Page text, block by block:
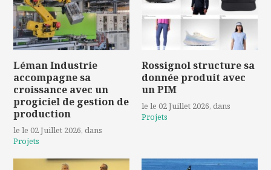
Léman Industrie
accompagne sa
croissance avec un
progiciel de gestion de
production
le le 02 Juillet 2026, dans
Projets
Rossignol structure sa
donnée produit avec
un PIM
le le 02 Juillet 2026, dans
Projets